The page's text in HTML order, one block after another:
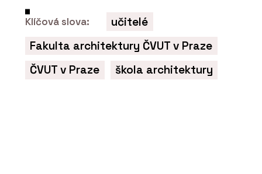
ARCHITECT@WORK poprvé v Česku: Je
Klíčová slova:
učitelé
Fakulta architektury ČVUT v Praze
ČVUT v Praze
škola architektury